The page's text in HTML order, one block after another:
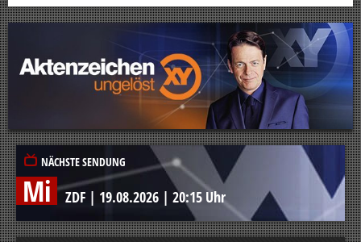
NÄCHSTE SENDUNG
Mi ZDF | 19.08.2026 | 20:15 Uhr